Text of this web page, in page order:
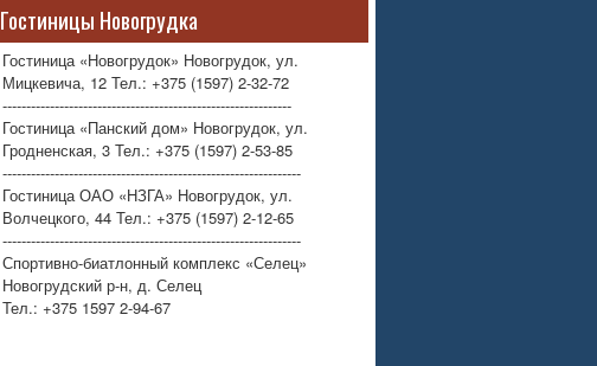
Гостиницы Новогрудка
Гостиница «Новогрудок» Новогрудок, ул.
Мицкевича, 12 Тел.: +375 (1597) 2-32-72
-------------------------------------------------------------
Гостиница «Панский дом» Новогрудок, ул.
Гродненская, 3 Тел.: +375 (1597) 2-53-85
---------------------------------------------------------------
Гостиница ОАО «НЗГА» Новогрудок, ул.
Волчецкого, 44 Тел.: +375 (1597) 2-12-65
---------------------------------------------------------------
Спортивно-биатлонный комплекс «Селец»
Новогрудский р-н, д. Селец
Тел.: +375 1597 2-94-67